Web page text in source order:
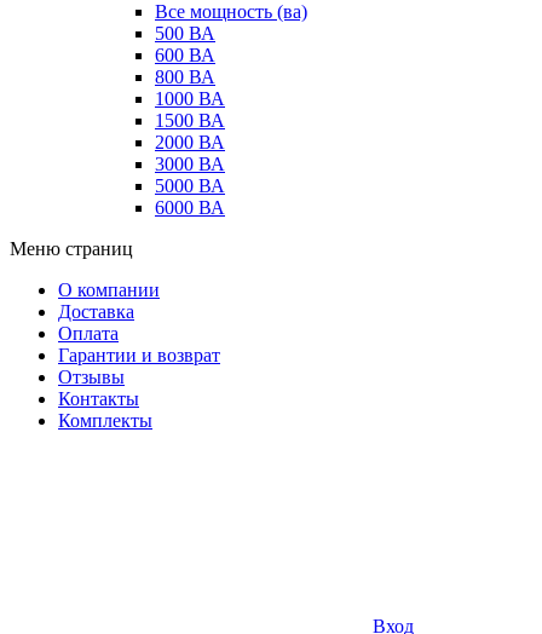
Все мощность (ва)
500 ВА
600 ВА
800 ВА
1000 ВА
1500 ВА
2000 ВА
3000 ВА
5000 ВА
6000 ВА
Меню страниц
О компании
Доставка
Оплата
Гарантии и возврат
Отзывы
Контакты
Комплекты
Вход